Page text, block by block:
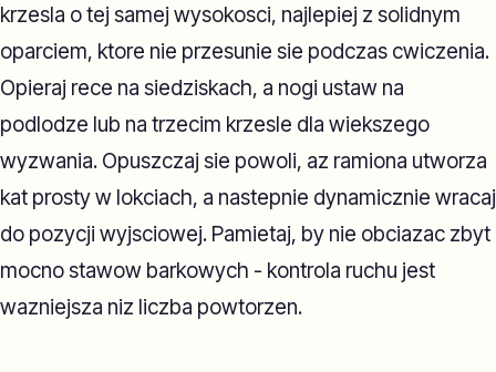
krzesla o tej samej wysokosci, najlepiej z solidnym
oparciem, ktore nie przesunie sie podczas cwiczenia.
Opieraj rece na siedziskach, a nogi ustaw na
podlodze lub na trzecim krzesle dla wiekszego
wyzwania. Opuszczaj sie powoli, az ramiona utworza
kat prosty w lokciach, a nastepnie dynamicznie wracaj
do pozycji wyjsciowej. Pamietaj, by nie obciazac zbyt
mocno stawow barkowych - kontrola ruchu jest
wazniejsza niz liczba powtorzen.